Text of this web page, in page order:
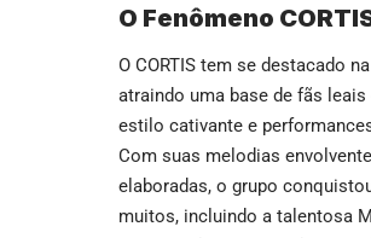
O Fenômeno
O CORTIS tem se destacado
atraindo uma base de fãs
estilo cativante e
Com suas melodias
elaboradas, o grupo
muitos, incluindo a talentosa